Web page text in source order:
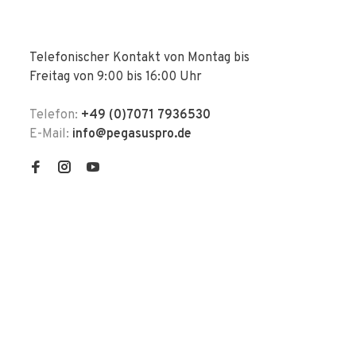
Telefonischer Kontakt von Montag bis
Freitag von 9:00 bis 16:00 Uhr
Telefon: +49 (0)7071 7936530
E-Mail: info@pegasuspro.de